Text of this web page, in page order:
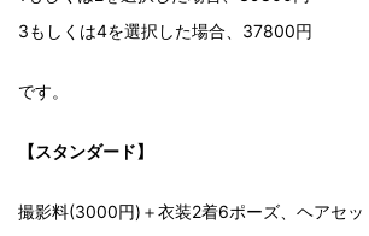
3もしくは4を選択した場合、37800円
です。
【スタンダード】
撮影料(3000円)＋衣装2着6ポーズ、ヘアセッ